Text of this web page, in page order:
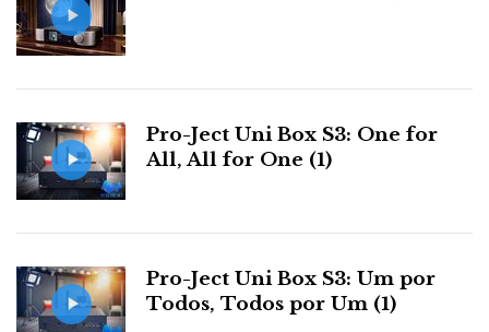
Pro-Ject Uni Box S3: One for
All, All for One (1)
Pro-Ject Uni Box S3: Um por
Todos, Todos por Um (1)